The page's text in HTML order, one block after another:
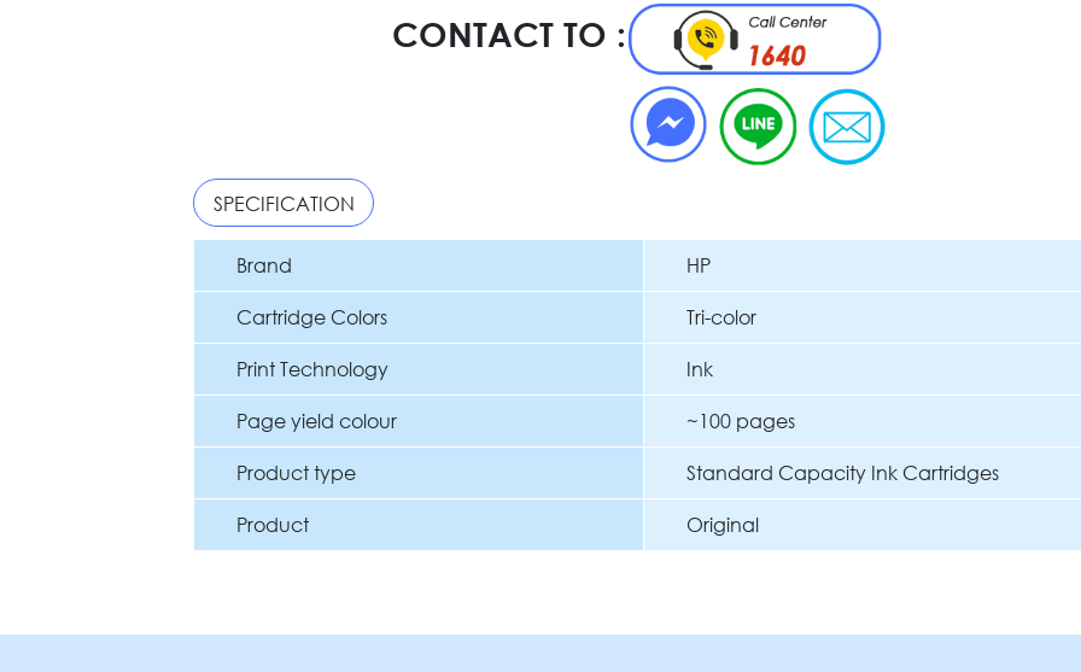
CONTACT TO :
SPECIFICATION
Brand HP
Cartridge Colors Tri-color
Print Technology Ink
Page yield colour ~100 pages
Product type Standard Capacity Ink Cartridges
Product Original